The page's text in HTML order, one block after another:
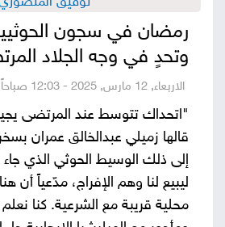
رمضان في سجون
وتحدٍ في وجه الجلاد
الاربعاء, 12 مارس, 2025 - 12:03 صباحاً
"اتحداك تتوسط عند المرتضى
قالها زميلي عبدالخالق عمران
ليبيع لنا وهم الإفراج، مدّعياً أن
محلية قريبة مع الشرعية. كنا